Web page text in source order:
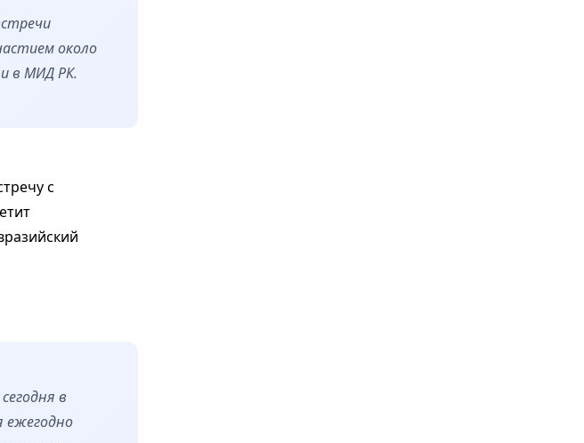
около
в МИД РК.
с
в
ежегодно